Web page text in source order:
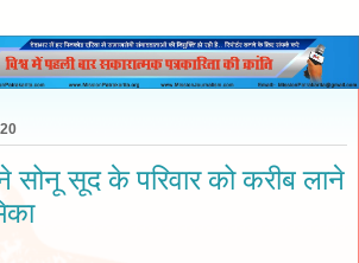
सोनू सूद के परिवार को करीब लाने